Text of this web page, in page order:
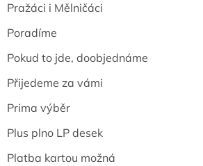
Pražáci i Mělničáci
Poradíme
Pokud to jde, doobjednáme
Přijedeme za vámi
Prima výběr
Plus plno LP desek
Platba kartou možná